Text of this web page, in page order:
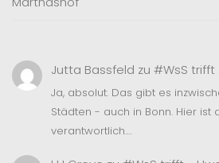
Jutta Bassfeld zu #WsS trifft
Ja, absolut. Das gibt es
Städten - auch in Bonn. Hier ist
verantwortlich.…